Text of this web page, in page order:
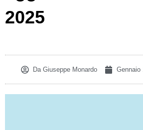
2025
DaGiuseppe Monardo Gennaio